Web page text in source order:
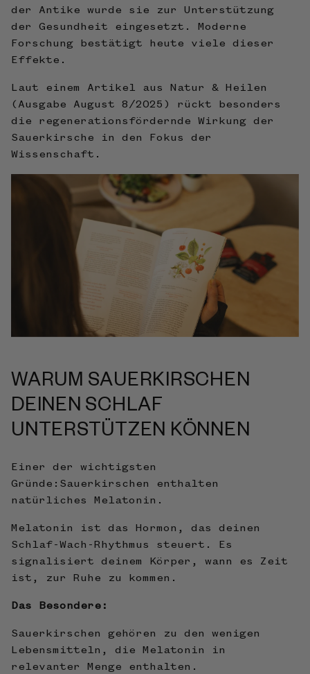
der Antike wurde sie zur Unterstützung
der Gesundheit eingesetzt. Moderne
Forschung bestätigt heute viele dieser
Effekte.
Laut einem Artikel aus Natur & Heilen
(Ausgabe August 8/2025) rückt besonders
die regenerationsfördernde Wirkung der
Sauerkirsche in den Fokus der
Wissenschaft.
WARUM SAUERKIRSCHEN
DEINEN SCHLAF
UNTERSTÜTZEN KÖNNEN
Einer der wichtigsten
Gründe:Sauerkirschen enthalten
natürliches Melatonin.
Melatonin ist das Hormon, das deinen
Schlaf-Wach-Rhythmus steuert. Es
signalisiert deinem Körper, wann es Zeit
ist, zur Ruhe zu kommen.
Das Besondere:
Sauerkirschen gehören zu den wenigen
Lebensmitteln, die Melatonin in
relevanter Menge enthalten.